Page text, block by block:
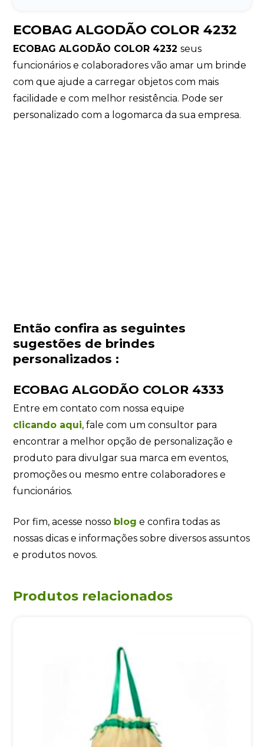
ECOBAG ALGODÃO COLOR 4232
ECOBAG ALGODÃO COLOR 4232seus
funcionários e colaboradores vão amar um brinde
com que ajude a carregar objetos com mais
facilidade e com melhor resistência. Pode ser
personalizado com a logomarca da sua empresa.
Então confira as seguintes
sugestões de brindes
personalizados :
ECOBAG ALGODÃO COLOR 4333
Entre em contato com nossa equipe
clicando aqui, fale com um consultor para
encontrar a melhor opção de personalização e
produto para divulgar sua marca em eventos,
promoções ou mesmo entre colaboradores e
funcionários.
Por fim, acesse nosso blog e confira todas as
nossas dicas e informações sobre diversos assuntos
e produtos novos.
Produtos relacionados